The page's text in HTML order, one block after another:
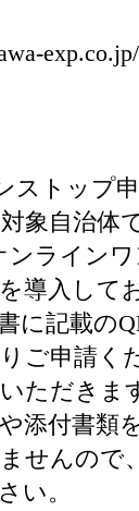
ストップ
象自治体
ンライン
導入して
に記載の
ご申請く
ただきま
添付書類
せんので、
い。